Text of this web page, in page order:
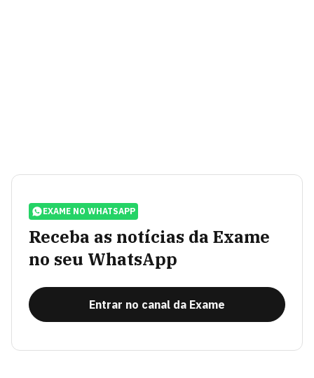
EXAME NO WHATSAPP
Receba as notícias da Exame
no seu WhatsApp
Entrar no canal da Exame